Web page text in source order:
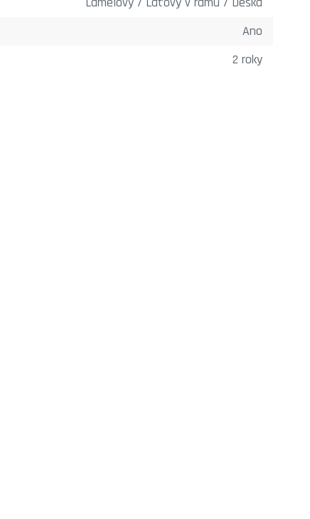
Ano
2 roky